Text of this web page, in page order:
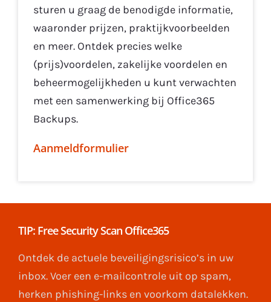
sturen u graag de benodigde informatie,
waaronder prijzen, praktijkvoorbeelden
en meer. Ontdek precies welke
(prijs)voordelen, zakelijke voordelen en
beheermogelijkheden u kunt verwachten
met een samenwerking bij Office365
Backups.
Aanmeldformulier
TIP: Free Security Scan Office365
Ontdek de actuele beveiligingsrisico’s in uw
inbox. Voer een e-mailcontrole uit op spam,
herken phishing-links en voorkom datalekken.